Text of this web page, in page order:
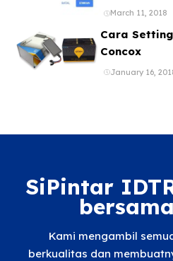
ataupun
March 11, 2018
Cara
Concox
January 16,
SiPintar
Kami mengambil
berkualitas dan